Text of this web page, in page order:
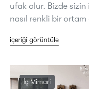
ufak olur. Bizde
nasıl renkli bir
içeriği görüntüle
İç Mimari